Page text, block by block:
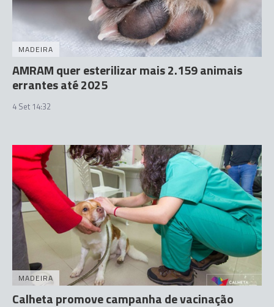
MADEIRA
AMRAM quer esterilizar mais 2.159 animais
errantes até 2025
4 Set 14:32
MADEIRA
Calheta promove campanha de vacinação